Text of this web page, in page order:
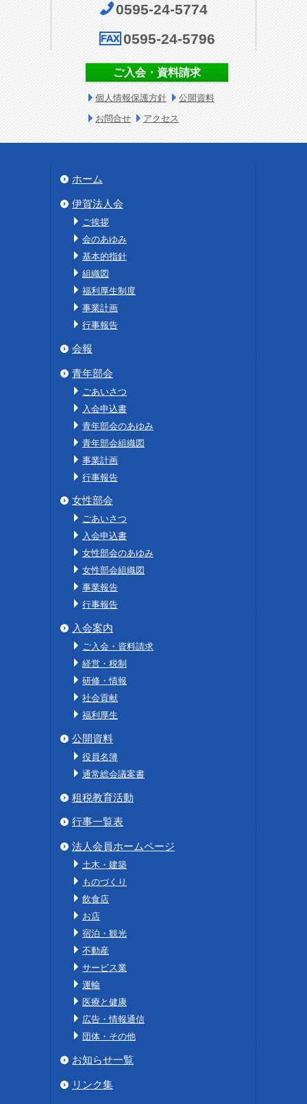
0595-24-5774
0595-24-5796
ご入会・資料請求
個人情報保護方針
公開資料
お問合せ
アクセス
ホーム
伊賀法人会
ご挨拶
会のあゆみ
基本的指針
組織図
福利厚生制度
事業計画
行事報告
会報
青年部会
ごあいさつ
入会申込書
青年部会のあゆみ
青年部会組織図
事業計画
行事報告
女性部会
ごあいさつ
入会申込書
女性部会のあゆみ
女性部会組織図
事業報告
行事報告
入会案内
ご入会・資料請求
経営・税制
研修・情報
社会貢献
福利厚生
公開資料
役員名簿
通常総会議案書
租税教育活動
行事一覧表
法人会員ホームページ
土木・建築
ものづくり
飲食店
お店
宿泊・観光
不動産
サービス業
運輸
医療と健康
広告・情報通信
団体・その他
お知らせ一覧
リンク集